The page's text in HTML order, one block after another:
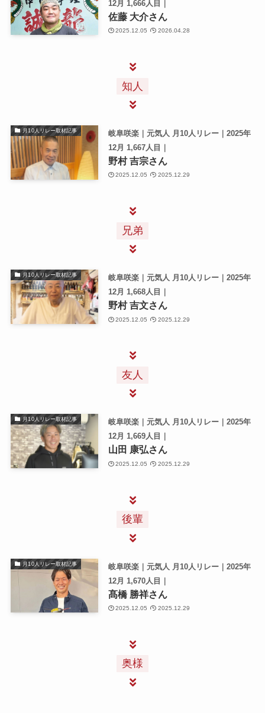
12月 1,666人目｜
佐藤 大介さん
2025.12.05 2026.04.28
知人
月10人リレー取材記事
岐阜咲楽｜元気人 月10人リレー｜2025年
12月 1,667人目｜
野村 吉宗さん
2025.12.05 2025.12.29
兄弟
月10人リレー取材記事
岐阜咲楽｜元気人 月10人リレー｜2025年
12月 1,668人目｜
野村 吉文さん
2025.12.05 2025.12.29
友人
月10人リレー取材記事
岐阜咲楽｜元気人 月10人リレー｜2025年
12月 1,669人目｜
山田 康弘さん
2025.12.05 2025.12.29
後輩
月10人リレー取材記事
岐阜咲楽｜元気人 月10人リレー｜2025年
12月 1,670人目｜
髙橋 勝祥さん
2025.12.05 2025.12.29
奥様